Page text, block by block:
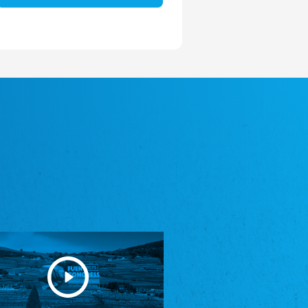
Youth of European Nationalities (YEN)
Zentralrat der Jenischen in Deutschland
e.V.
Central Council of Yenish in Germany
Zentralrat Deutscher Sinti und Roma